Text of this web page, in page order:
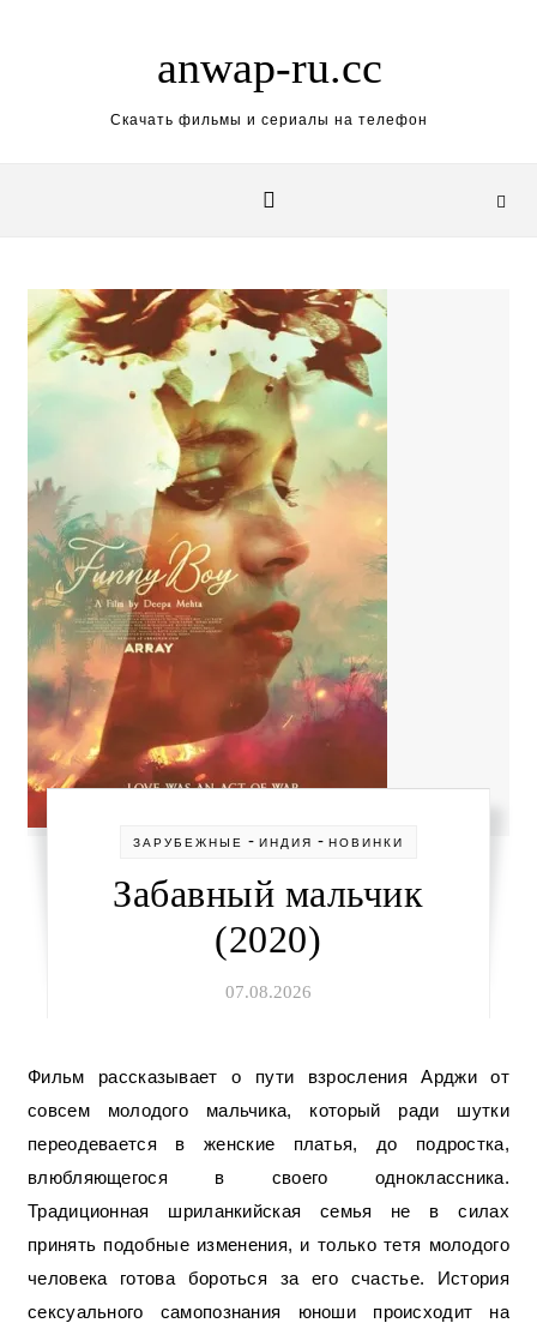
anwap-ru.cc
Скачать фильмы и сериалы на телефон
ЗАРУБЕЖНЫЕ - ИНДИЯ - НОВИНКИ
Забавный мальчик
(2020)
07.08.2026
Фильм рассказывает о пути взросления Арджи от
совсем молодого мальчика, который ради шутки
переодевается в женские платья, до подростка,
влюбляющегося в своего одноклассника.
Традиционная шриланкийская семья не в силах
принять подобные изменения, и только тетя молодого
человека готова бороться за его счастье. История
сексуального самопознания юноши происходит на